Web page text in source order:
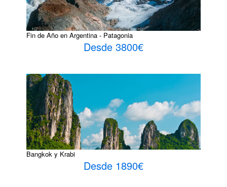
Fin de Año en Argentina - Patagonia
Desde 3800€
Bangkok y Krabi
Desde 1890€